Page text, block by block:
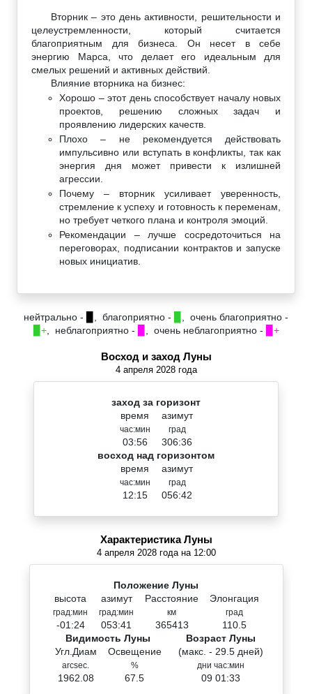
Вторник – это день активности, решительности и
целеустремленности, который считается
благоприятным для бизнеса. Он несет в себе
энергию Марса, что делает его идеальным для
смелых решений и активных действий.
Влияние вторника на бизнес:
Хорошо – этот день способствует началу новых
проектов, решению сложных задач и
проявлению лидерских качеств.
Плохо – не рекомендуется действовать
импульсивно или вступать в конфликты, так как
энергия дня может привести к излишней
агрессии.
Почему – вторник усиливает уверенность,
стремление к успеху и готовность к переменам,
но требует четкого плана и контроля эмоций.
Рекомендации – лучше сосредоточиться на
переговорах, подписании контрактов и запуске
новых инициатив.
нейтрально - , благоприятно -
, очень благоприятно -
▉+, неблагоприятно - , очень неблагоприятно - ▉+
Восход и заход Луны
4 апреля 2028 года
заход за горизонт
время
час:мин
03:56
азимут
град
306:36
восход над горизонтом
время
час:мин
12:15
азимут
град
056:42
Характеристика Луны
4 апреля 2028 года на 12:00
Положение Луны
высота
град:мин
-01:24
азимут
град:мин
053:41
Расстояние
км
365413
Элонгация
град
110.5
Видимость Луны
Угл.Диам
arcsec.
1962.08
Освещение
%
67.5
Возраст Луны
(макс. - 29.5 дней)
дни час:мин
09 01:33